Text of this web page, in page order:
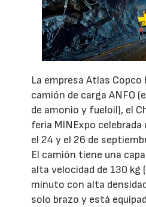
La empresa Atlas
camión de carga ANFO
de amonio y fueloil), el
feria MINExpo
el 24 y el 26 de
El camión tiene una
alta velocidad de 130 kg
minuto con alta
solo brazo y está